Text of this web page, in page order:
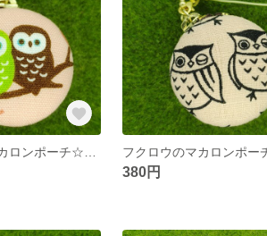
380円